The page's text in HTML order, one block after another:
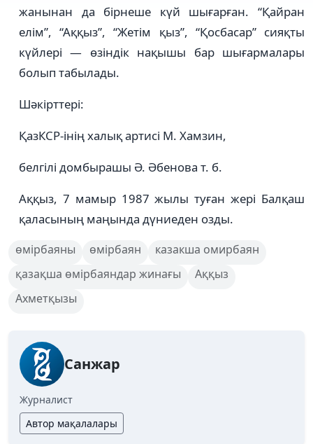
жанынан да бірнеше күй шығарған. “Қайран
елім”, “Аққыз”, “Жетім қыз”, “Қосбасар” сияқты
күйлері — өзіндік нақышы бар шығармалары
болып табылады.
Шәкірттері:
ҚазКСР-інің халық артисі М. Хамзин,
белгілі домбырашы Ә. Әбенова т. б.
Аққыз, 7 мамыр 1987 жылы туған жері Балқаш
қаласының маңында дүниеден озды.
өмірбаяны өмірбаян
казакша омирбаян
қазақша өмірбаяндар жинағы
Аққыз
Ахметқызы
Санжар
Журналист
Автор мақалалары